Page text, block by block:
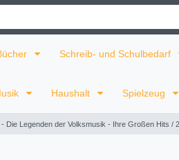
Schreib- und Schulbedarf
Haushalt Spielzeug
Die Legenden der Volksmusik - Ihre Großen Hits /